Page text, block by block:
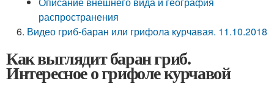
распространения
Видео гриб-баран или грифола курчавая. 11.10.2018
Как выглядит баран гриб.
Интересное о грифоле курчавой